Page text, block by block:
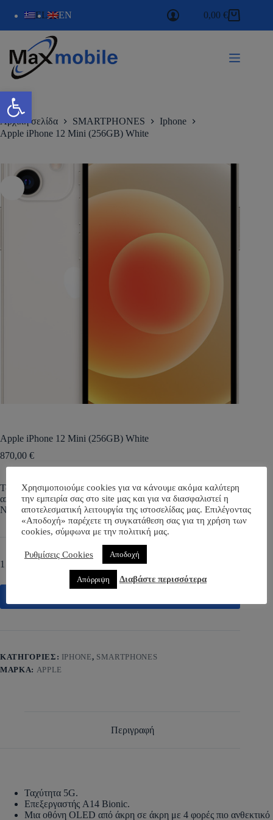
Ανοίξτε τη γραμμή εργαλείων
EL EN 0,00€
Αρχική σελίδα SMARTPHONES
Iphone
Apple iPhone 12 Mini (256GB) White
Apple iPhone 12 Mini (256GB) White
870,00 €
Ταχύτητα 5G. Επεξεργαστής A14 Bionic. Μια οθόνη OLED
από άκρη σε άκρη με 4 φορές πιο ανθεκτικό γυαλί.
Νυχτερινή λειτουργία στην κάμερα.
1 σε απόθεμα
ΚΑΤΗΓΟΡΊΕΣ: IPHONE, SMARTPHONES
ΜΆΡΚΑ: APPLE
Περιγραφή
Ταχύτητα 5G.
Επεξεργαστής A14 Bionic.
Μια οθόνη OLED από άκρη σε άκρη με 4 φορές πιο ανθεκτικό
Χρησιμοποιούμε cookies για να κάνουμε ακόμα καλύτερη
την εμπειρία σας στο site μας και για να διασφαλιστεί η
αποτελεσματική λειτουργία της ιστοσελίδας μας. Επιλέγοντας
«Αποδοχή» παρέχετε τη συγκατάθεση σας για τη χρήση των
cookies, σύμφωνα με την πολιτική μας.
Ρυθμίσεις Cookies Αποδοχή
Απόρριψη Διαβάστε περισσότερα